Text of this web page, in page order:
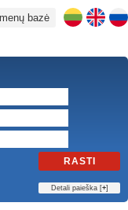
bazė
RASTI
Detali paieška [+]